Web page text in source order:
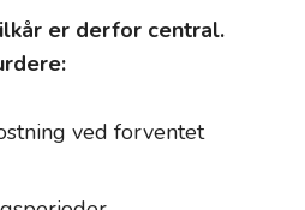
er derfor central.
ved forventet